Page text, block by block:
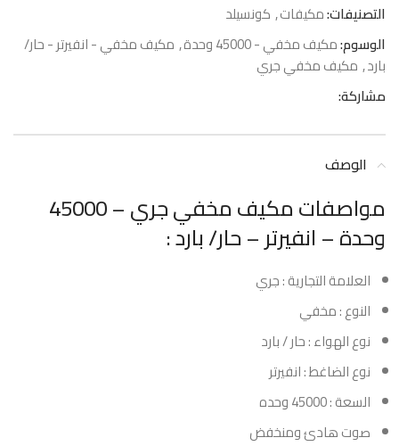
التصنيفات:مكيفات, كونسيلد
الوسوم:مكيف مخفي - 45000 وحدة , مكيف مخفي - انفيرتر - حار/
بارد, مكيف مخفي جري
مشاركة:
الوصف
مواصفات مكيف مخفي جري – 45000
وحدة – انفيرتر – حار/ بارد :
العلامة التجارية : جري
النوع : مخفي
نوع الهواء : حار / بارد
نوع الضاغط : انفيرتر
السعة : 45000 وحده
صوت هادئ ومنخفض